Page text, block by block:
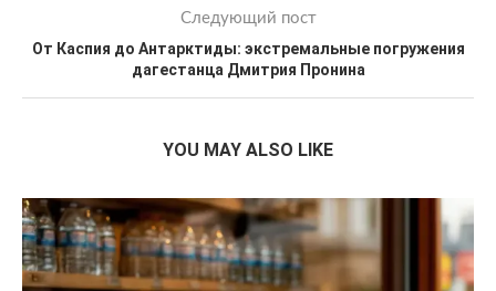
Следующий пост
От Каспия до Антарктиды: экстремальные погружения
дагестанца Дмитрия Пронина
YOU MAY ALSO LIKE